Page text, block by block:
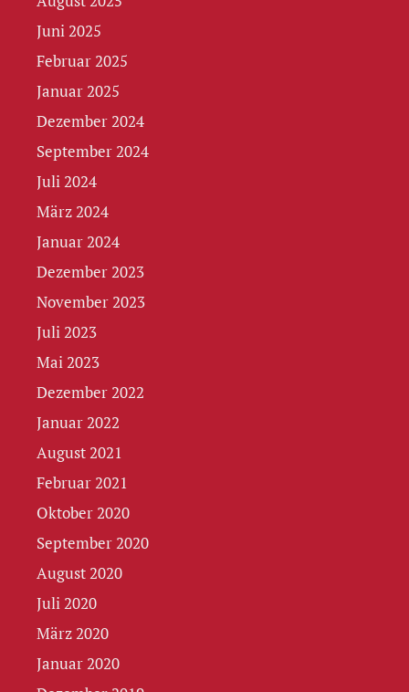
Juni 2025
Februar 2025
Januar 2025
Dezember 2024
September 2024
Juli 2024
März 2024
Januar 2024
Dezember 2023
November 2023
Juli 2023
Mai 2023
Dezember 2022
Januar 2022
August 2021
Februar 2021
Oktober 2020
September 2020
August 2020
Juli 2020
März 2020
Januar 2020